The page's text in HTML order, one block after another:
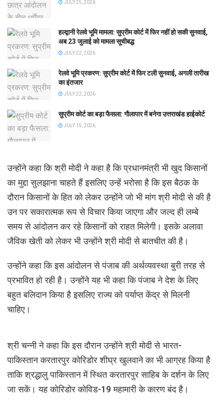
JULY 25, 2026
हल्द्वानी रेलवे भूमि मामला: सुप्रीम कोर्ट में फिर नहीं हो सकी सुनवाई,
अब 23 जुलाई को मामला सूचीबद्ध
JULY 22, 2026
रेलवे भूमि प्रकरण: सुप्रीम कोर्ट में फिर टली सुनवाई, अगली तारीख
का इंतजार
JULY 22, 2026
सुप्रीम कोर्ट का बड़ा फैसला: गौलापार में बनेगा उत्तराखंड हाईकोर्ट
JULY 15, 2026
उन्होंने कहा कि श्री मोदी ने कहा है कि प्रधानमंत्री भी खुद किसानों
का मुद्दा सुलझाना चाहते हैं इसलिए उन्हें भरोसा है कि इस बैठक के
दौरान किसानों के हित को लेकर उन्होंने जो भी मांग श्री मोदी से की है
उन पर सकारात्मक रूप से विचार किया जाएगा और जल्द ही लम्बे
समय से आंदोलन कर रहे किसानों को राहत मिलेगी। इसके अलावा
जैविक खेती को लेकर भी उन्होंने श्री मोदी से बातचीत की है।
उन्होंने कहा कि इस आंदोलन से पंजाब की अर्थव्यवस्था बुरी तरह से
प्रभावित हो रही है। उन्होंने यह भी कहा कि पंजाब ने देश के लिए
बहुत बलिदान किया है इसलिए राज्य को पर्याप्त केंद्र से मिलनी
चाहिए।
श्री चन्नी ने कहा कि इस दौरान उन्होंने श्री मोदी से भारत-
पाकिस्तान करतारपुर कोरिडोर शीघ्र खुलवाने का भी आग्रह किया है
ताकि श्रद्धालु पाकिस्तान में स्थित करतारपुर साहिब के दर्शन के लिए
जा सकें। यह कोरिडोर कोविड-19 महामारी के कारण बंद है।